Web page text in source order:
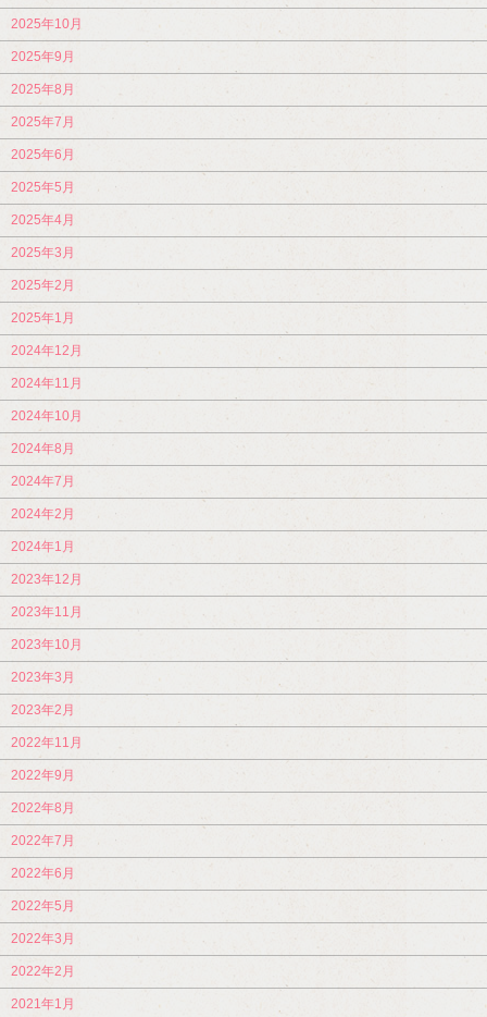
2025年10月
2025年9月
2025年8月
2025年7月
2025年6月
2025年5月
2025年4月
2025年3月
2025年2月
2025年1月
2024年12月
2024年11月
2024年10月
2024年8月
2024年7月
2024年2月
2024年1月
2023年12月
2023年11月
2023年10月
2023年3月
2023年2月
2022年11月
2022年9月
2022年8月
2022年7月
2022年6月
2022年5月
2022年3月
2022年2月
2021年1月